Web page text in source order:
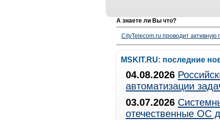
А знаете ли Вы что?
CityTelecom.ru проводит активную
MSKIT.RU: последние
04.08.2026
автоматизации
03.07.2026
отечественные ОС